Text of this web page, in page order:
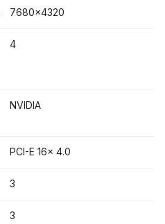
7680x4320
4
NVIDIA
PCI-E 16x 4.0
3
3